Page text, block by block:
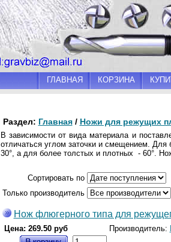
ГЛАВНАЯ КОРЗИНА
Раздел: Главная/ Ножи для режущих
В зависимости от вида материала и
отличаться углом заточки и смещением. Для
30°, а для более толстых и плотных - 60°.
Сортировать по
Только производитель
Нож флюгерного типа для
Цена: 269.50 руб Производитель: